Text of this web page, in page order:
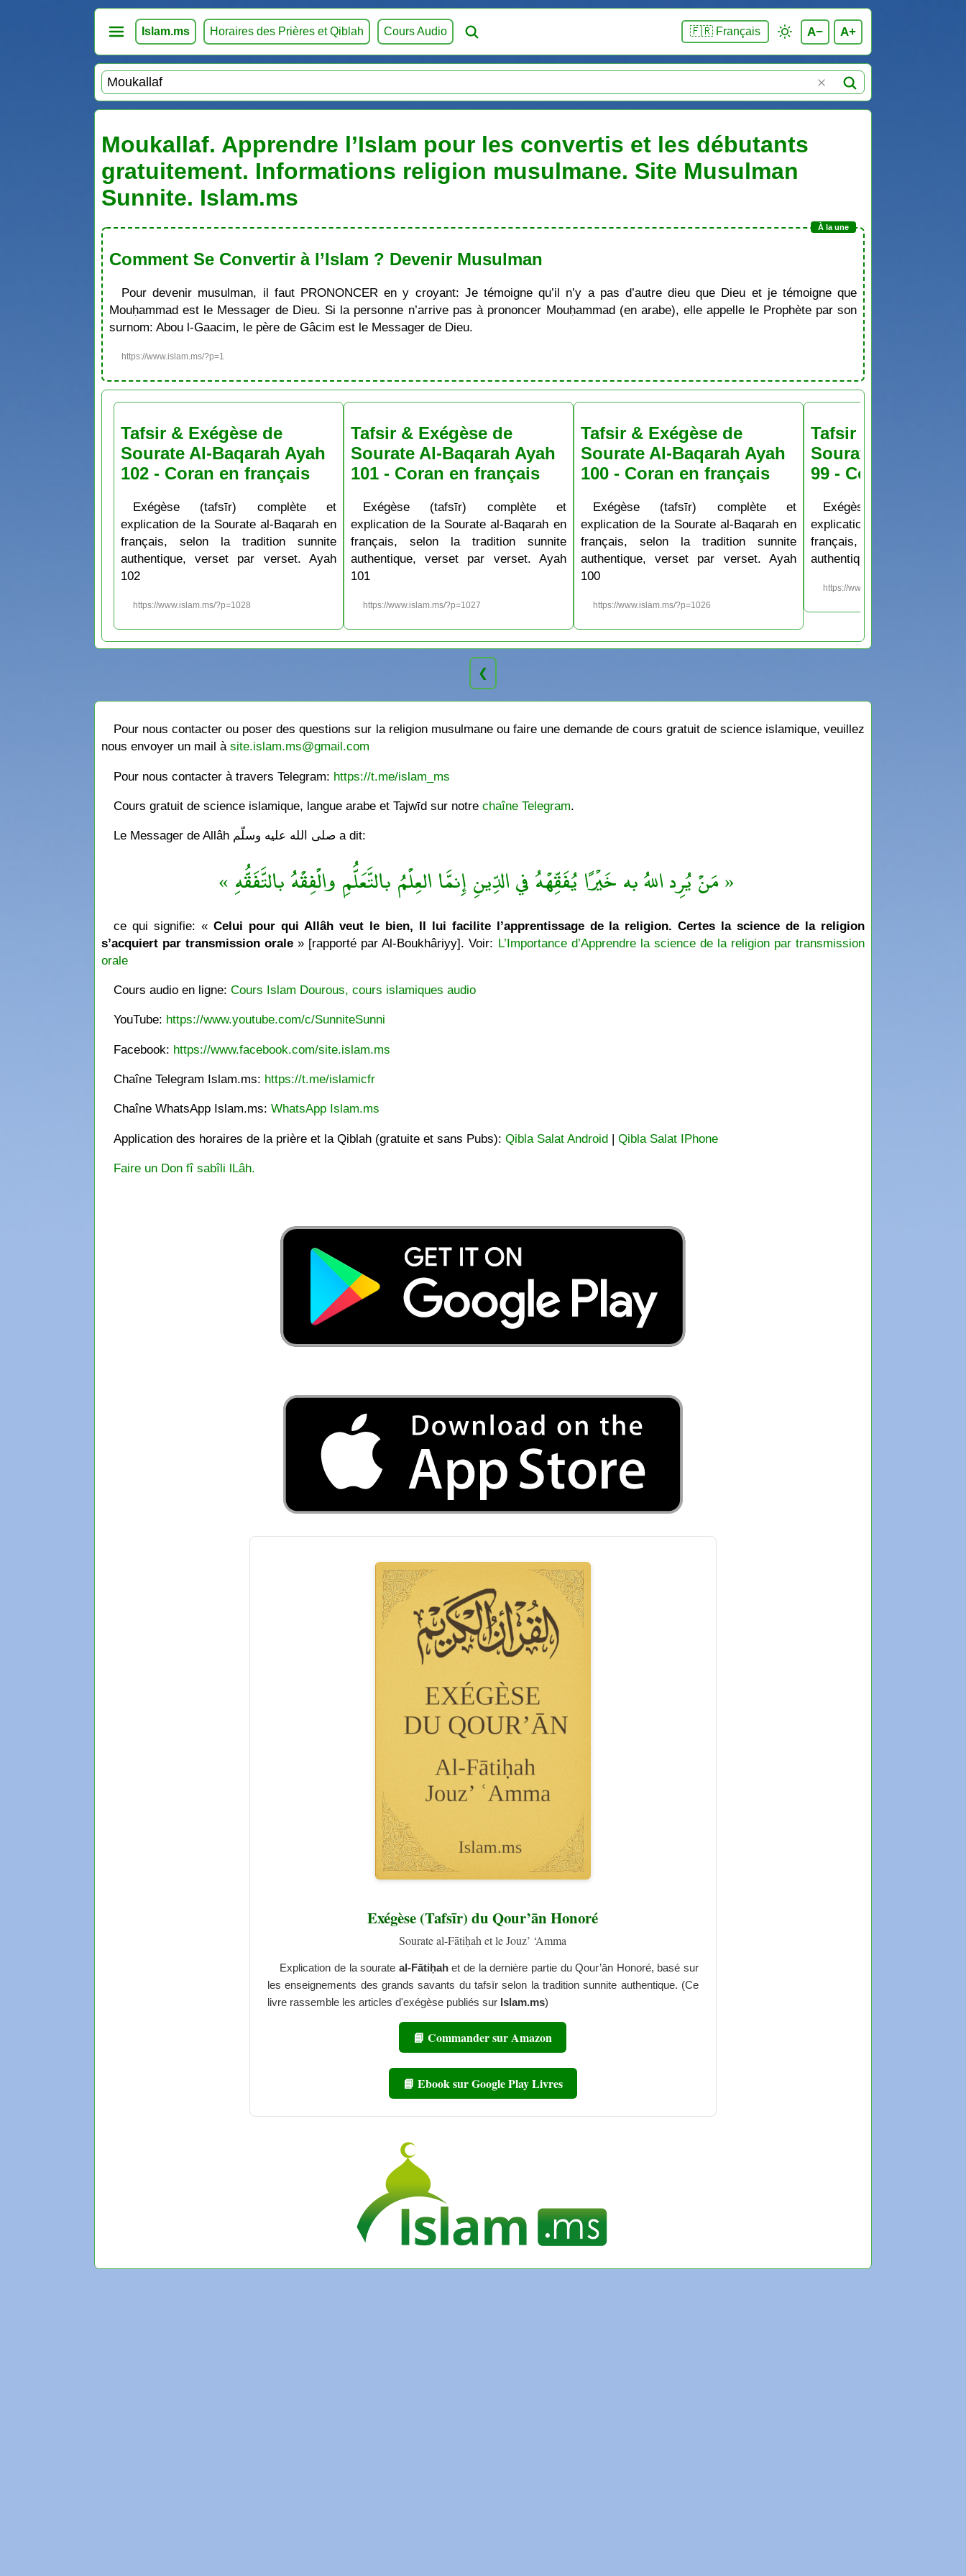
Islam.ms Horaires des Prières et Qiblah Cours Audio 🇫🇷 Français A− A+
Moukallaf. Apprendre l’Islam pour les convertis et les débutants
gratuitement. Informations religion musulmane. Site Musulman
Sunnite. Islam.ms
Comment Se Convertir à l’Islam ? Devenir Musulman
Pour devenir musulman, il faut PRONONCER en y croyant: Je témoigne qu’il n’y a pas d’autre dieu que Dieu et je témoigne que
Mouḥammad est le Messager de Dieu. Si la personne n’arrive pas à prononcer Mouḥammad (en arabe), elle appelle le Prophète par son
surnom: Abou l-Gaacim, le père de Gâcim est le Messager de Dieu.
https://www.islam.ms/?p=1
Tafsir & Exégèse de
Sourate Al-Baqarah Ayah
102 - Coran en français
Exégèse (tafsīr) complète et
explication de la Sourate al-Baqarah en
français, selon la tradition sunnite
authentique, verset par verset. Ayah
102
https://www.islam.ms/?p=1028
Tafsir & Exégèse de
Sourate Al-Baqarah Ayah
101 - Coran en français
Exégèse (tafsīr) complète et
explication de la Sourate al-Baqarah en
français, selon la tradition sunnite
authentique, verset par verset. Ayah
101
https://www.islam.ms/?p=1027
Tafsir & Exégèse de
Sourate Al-Baqarah Ayah
100 - Coran en français
Exégèse (tafsīr) complète et
explication de la Sourate al-Baqarah en
français, selon la tradition sunnite
authentique, verset par verset. Ayah
100
https://www.islam.ms/?p=1026
Tafsir & Exégèse
Sourate Al-
99 - Coran en
Exégèse (tafsīr)
explication de la Sourate
français, selon la
authentique, verset par
https://www.islam.ms/?p=1025
❮
Pour nous contacter ou poser des questions sur la religion musulmane ou faire une demande de cours gratuit de science islamique, veuillez
nous envoyer un mail à site.islam.ms@gmail.com
Pour nous contacter à travers Telegram: https://t.me/islam_ms
Cours gratuit de science islamique, langue arabe et Tajwīd sur notrechaîne Telegram.
Le Messager de Allâh صلى الله عليه وسلّم a dit:
« مَنْ يُرِد اللهُ به خَيْرًا يُفَقِّهْهُ في الدِّينِ إِنمَّا العِلْمُ بالتَّعَلُّمِ والْفِقْهُ بالتَّفَقُّهِ »
ce qui signifie: « Celui pour qui Allâh veut le bien, Il lui facilite l’apprentissage de la religion. Certes la science de la religion
s’acquiert par transmission orale » [rapporté par Al-Boukhâriyy]. Voir: L’Importance d’Apprendre la science de la religion par transmission
orale
Cours audio en ligne:Cours Islam Dourous, cours islamiques audio
YouTube: https://www.youtube.com/c/SunniteSunni
Facebook: https://www.facebook.com/site.islam.ms
Chaîne Telegram Islam.ms: https://t.me/islamicfr
Chaîne WhatsApp Islam.ms:WhatsApp Islam.ms
Application des horaires de la prière et la Qiblah (gratuite et sans Pubs):Qibla Salat Android |Qibla Salat IPhone
Faire un Don fî sabîli lLâh.
Exégèse (Tafsīr) du Qour’ān Honoré
Sourate al-Fātiḥah et le Jouz’ ‘Amma
Explication de la sourate al-Fātiḥahet de la dernière partie du Qour’ān Honoré, basé sur
les enseignements des grands savants du tafsīr selon la tradition sunnite authentique. (Ce
livre rassemble les articles d'exégèse publiés sur Islam.ms)
📘 Commander sur Amazon
📘 Ebook sur Google Play Livres